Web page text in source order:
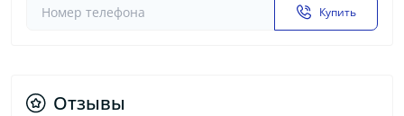
Купить
Отзывы